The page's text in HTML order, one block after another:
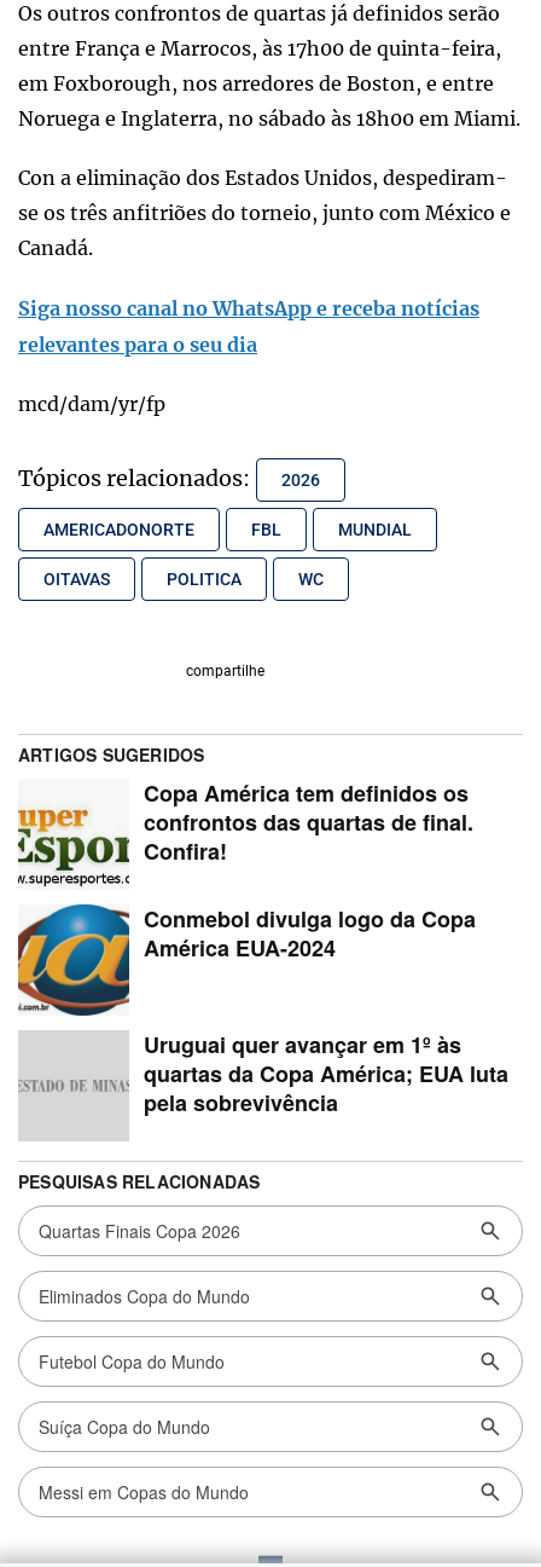
Os outros confrontos de quartas já definidos serão
entre França e Marrocos, às 17h00 de quinta-feira,
em Foxborough, nos arredores de Boston, e entre
Noruega e Inglaterra, no sábado às 18h00 em Miami.
Con a eliminação dos Estados Unidos, despediram-
se os três anfitriões do torneio, junto com México e
Canadá.
Siga nosso canal no WhatsApp e receba notícias
relevantes para o seu dia
mcd/dam/yr/fp
Tópicos relacionados: 2026
AMERICADONORTE FBL MUNDIAL
OITAVAS POLITICA WC
compartilhe